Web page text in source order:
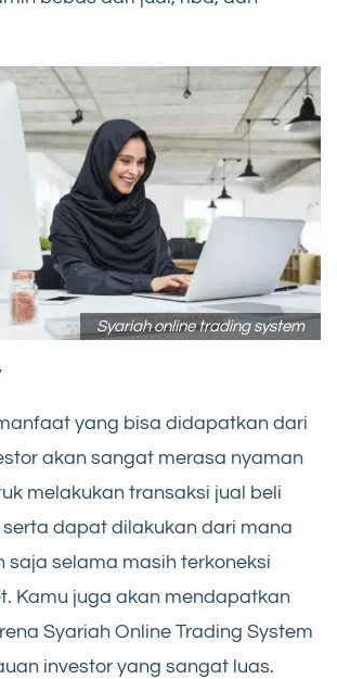
Syariah online trading system
yang bisa didapatkan dari
akan sangat merasa nyaman
melakukan transaksi jual beli
dapat dilakukan dari mana
saja selama masih terkoneksi
Kamu juga akan mendapatkan
Syariah Online Trading System
investor yang sangat luas.